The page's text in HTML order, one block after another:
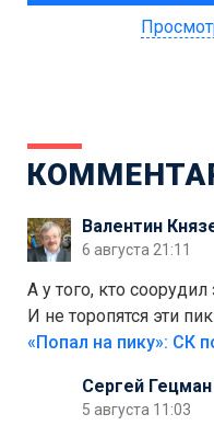
Валентин
6 августа 21:11
А у того, кто
И не торопятся эти
Сергей Гецман
5 августа 11:03